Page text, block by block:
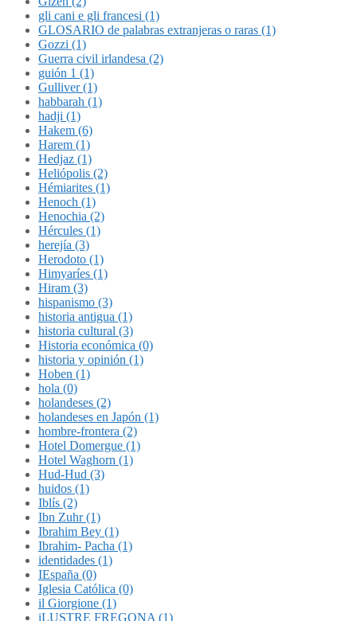
gli cani e gli francesi (1)
GLOSARIO de palabras extranjeras o raras (1)
Gozzi (1)
Guerra civil irlandesa (2)
guión 1 (1)
Gulliver (1)
habbarah (1)
hadji (1)
Hakem (6)
Harem (1)
Hedjaz (1)
Heliópolis (2)
Hémiarites (1)
Henoch (1)
Henochia (2)
Hércules (1)
herejía (3)
Herodoto (1)
Himyaríes (1)
Hiram (3)
hispanismo (3)
historia antigua (1)
historia cultural (3)
Historia económica (0)
historia y opinión (1)
Hoben (1)
hola (0)
holandeses (2)
holandeses en Japón (1)
hombre-frontera (2)
Hotel Domergue (1)
Hotel Waghorn (1)
Hud-Hud (3)
huidos (1)
Iblís (2)
Ibn Zuhr (1)
Ibrahim Bey (1)
Ibrahim- Pacha (1)
identidades (1)
IEspaña (0)
Iglesia Católica (0)
il Giorgione (1)
iLUSTRE FREGONA (1)